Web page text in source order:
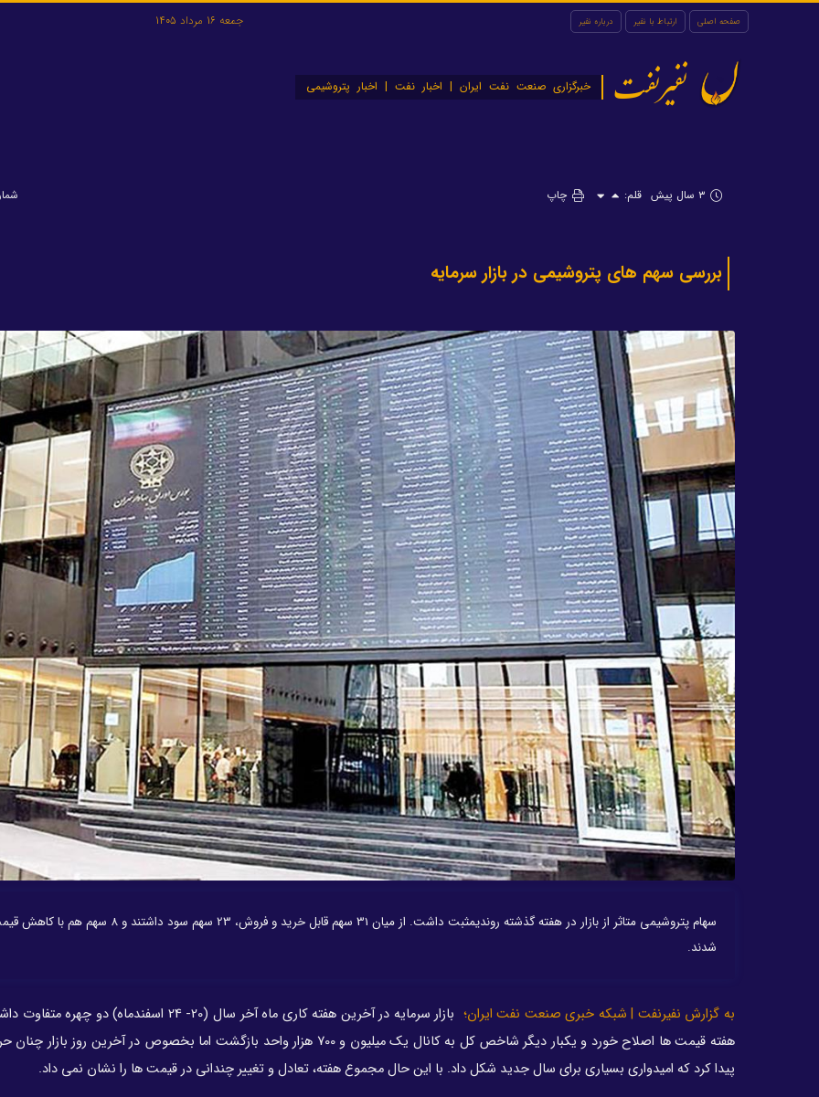
صفحه اصلی ارتباط با نفیر درباره نفیر جمعه 16 مرداد 1405
نفیرنفت خبرگزاری صنعت نفت ایران | اخبار نفت | اخبار پتروشیمی
۳ سال پیش قلم: چاپ شماره:
بررسی سهم های پتروشیمی در بازار سرمایه
سهام پتروشیمی متاثر از بازار در هفته گذشته روندیمثبت داشت. از میان 31 سهم قابل خرید و فروش، 23 سهم
شدند.
به گزارش نفیرنفت | شبکه خبری صنعت نفت ایران؛
بازار سرمایه در آخرین هفته کاری ماه آخر سال (20- 24 اسفندماه) دو
هفته قیمت ها اصلاح خورد و یکبار دیگر شاخص کل به کانال یک میلیون و 700 هزار واحد بازگشت اما بخصوص در آخرین روز
پیدا کرد که امیدواری بسیاری برای سال جدید شکل داد. با این حال مجموع هفته، تعادل و تغییر چندانی در قیمت ها را نشان نمی داد.